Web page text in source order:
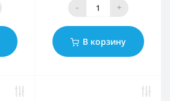
- +
В корзину